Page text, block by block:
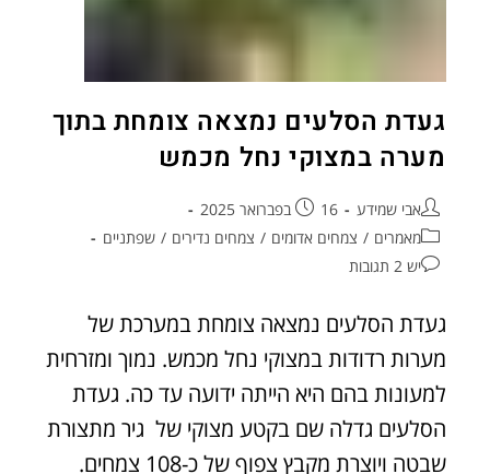
געדת הסלעים נמצאה צומחת בתוך
מערה במצוקי נחל מכמש
אבי שמידע
16 בפברואר 2025
מאמרים / צמחים אדומים / צמחים נדירים / שפתניים
יש 2 תגובות
געדת הסלעים נמצאה צומחת במערכת של
מערות רדודות במצוקי נחל מכמש. נמוך ומזרחית
למעונות בהם היא הייתה ידועה עד כה. געדת
הסלעים גדלה שם בקטע מצוקי של גיר מתצורת
שבטה ויוצרת מקבץ צפוף של כ-108 צמחים.